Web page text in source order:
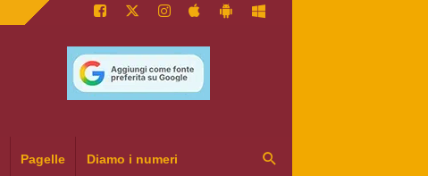
Pagelle Diamo i numeri